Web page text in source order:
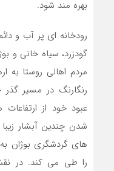
بهره مند شود.
رودخانه ای پر آب و
گودزرد، سیاه خانی و
مردم اهالی روستا به
رنگارنگ در مسیر
عبود خود از
شدن چندین آبشار
را طی می کند. در